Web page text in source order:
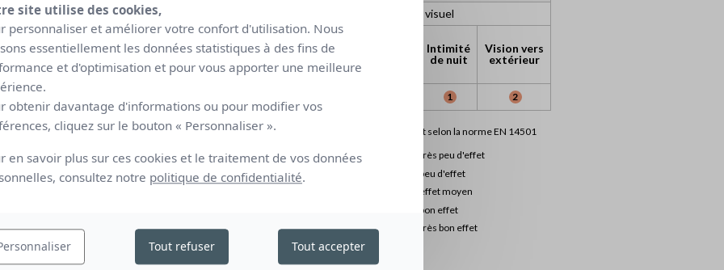
Tissu + Vitrage
Tv
Classes de confort visuel
gtot intérieur
Utilisation
lumière
naturelle
Intimité
de nuit
Vision vers
extérieur
= 0,59
gv = 0,32
0.36 1 2
(C), double vitrage 4/16/4 peu émissif rempli à l'Argon (facteur
(D), double vitrage réfléchissant 4/16/4 peu émissif rempli à
= 1,1W/m² K).
les méthodes de mesure et de calcul en référence aux
à un vitrage - calcul du facteur de transmission solaire et
et la norme EN 410 "verre dans la construction
et solaires des vitrages".
Classification de confort selon la norme EN 14501
très peu d'effet
peu d'effet
effet moyen
bon effet
très bon effet
site utilise des cookies,
personnaliser et améliorer votre confort d'utilisation. Nous
essentiellement les données statistiques à des fins de
et d'optimisation et pour vous apporter une meilleure
obtenir davantage d'informations ou pour modifier vos
cliquez sur le bouton « Personnaliser ».
en savoir plus sur ces cookies et le traitement de vos données
consultez notre politique de confidentialité.
Tout refuser Tout accepter